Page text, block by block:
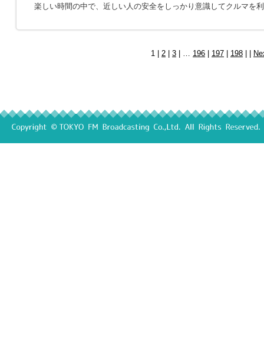
楽しい時間の中で、近しい人の安全をしっかり意識してクルマを
1 | 2 3 | … 196 197 198